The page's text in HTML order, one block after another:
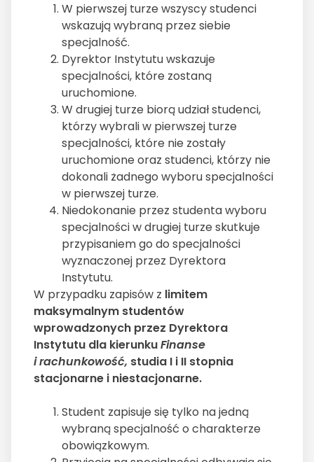
W pierwszej turze wszyscy studenci
wskazują wybraną przez siebie
specjalność.
Dyrektor Instytutu wskazuje
specjalności, które zostaną
uruchomione.
W drugiej turze biorą udział studenci,
którzy wybrali w pierwszej turze
specjalności, które nie zostały
uruchomione oraz studenci, którzy nie
dokonali żadnego wyboru specjalności
w pierwszej turze.
Niedokonanie przez studenta wyboru
specjalności w drugiej turze skutkuje
przypisaniem go do specjalności
wyznaczonej przez Dyrektora
Instytutu.
W przypadku zapisów z limitem
maksymalnym studentów
wprowadzonych przez Dyrektora
Instytutu dla kierunkuFinanse
i rachunkowość, studia I i II stopnia
stacjonarne i niestacjonarne.
Student zapisuje się tylko na jedną
wybraną specjalność o charakterze
obowiązkowym.